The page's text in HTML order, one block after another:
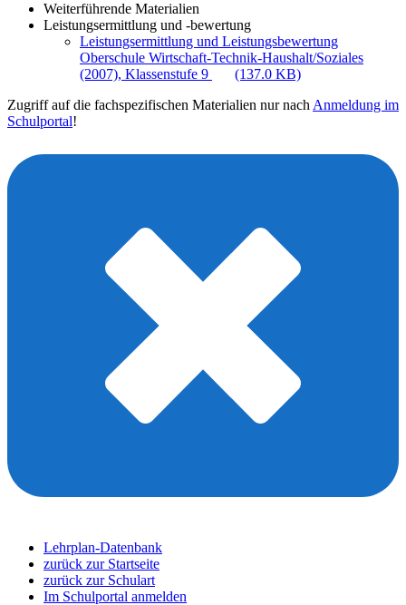
Weiterführende Materialien
Leistungsermittlung und -bewertung
Leistungsermittlung und Leistungsbewertung
Oberschule Wirtschaft-Technik-Haushalt/Soziales
(2007), Klassenstufe 9
(137.0 KB)
Zugriff auf die fachspezifischen Materialien nur nach Anmeldung im
Schulportal!
Lehrplan-Datenbank
zurück zur Startseite
zurück zur Schulart
Im Schulportal anmelden